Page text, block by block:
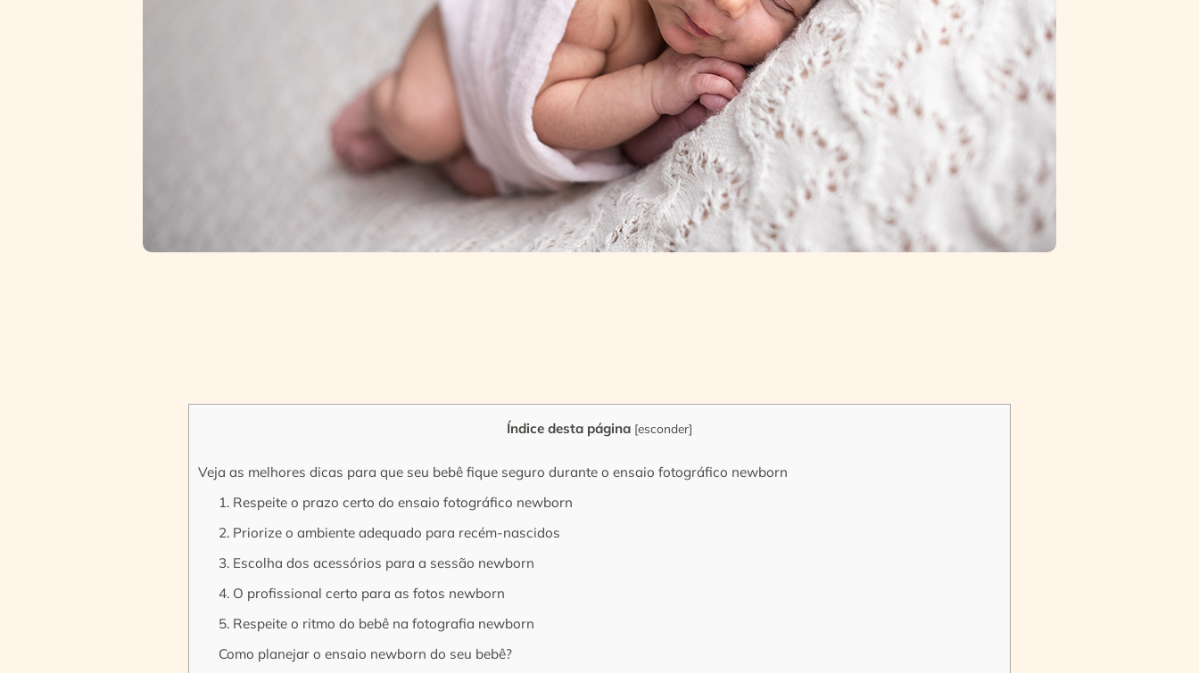
Índice desta página [esconder]
Veja as melhores dicas para que seu bebê fique seguro durante o ensaio fotográfico newborn
1. Respeite o prazo certo do ensaio fotográfico newborn
2. Priorize o ambiente adequado para recém-nascidos
3. Escolha dos acessórios para a sessão newborn
4. O profissional certo para as fotos newborn
5. Respeite o ritmo do bebê na fotografia newborn
Como planejar o ensaio newborn do seu bebê?